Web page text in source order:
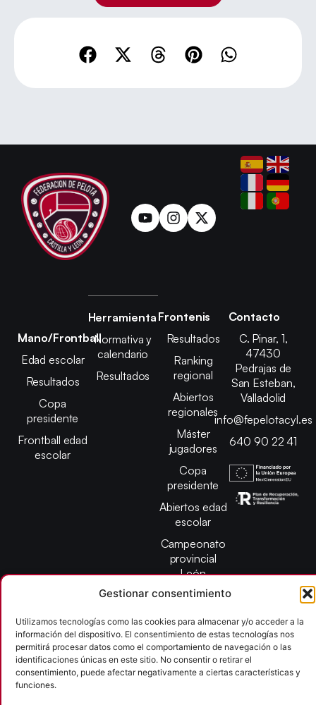
Gestionar consentimiento
Utilizamos tecnologías como las cookies para almacenar y/o acceder a la
información del dispositivo. El consentimiento de estas tecnologías nos
permitirá procesar datos como el comportamiento de navegación o las
identificaciones únicas en este sitio. No consentir o retirar el
consentimiento, puede afectar negativamente a ciertas características y
funciones.
Mano/Frontball
Edad escolar
Resultados
Copa
presidente
Frontball edad
escolar
Herramienta
Normativa y
calendario
Resultados
Frontenis
Resultados
Ranking
regional
Abiertos
regionales
Máster
jugadores
Copa
presidente
Abiertos edad
escolar
Campeonato
provincial
León
Contacto
C. Pinar, 1,
47430
Pedrajas de
San Esteban,
Valladolid
info@fepelotacyl.es
640 90 22 41
Copyright © 2026
Federación Pelota Castilla y León | FePelotaCyL
| Desarrollado porTOOOLS
Aviso Legal